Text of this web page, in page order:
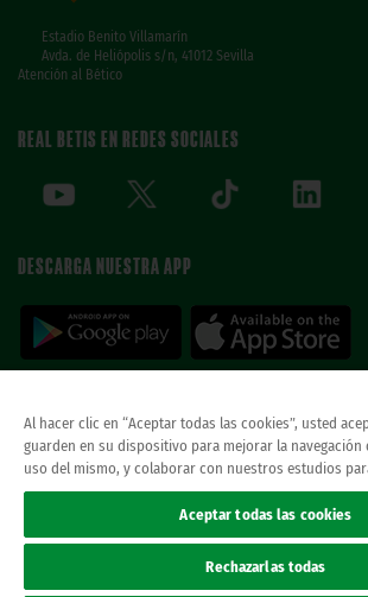
Estadio Benito Villamarín
Avda. de Heliópolis s/n, 41012 Sevilla
Atención al Bético
REAL BETIS EN REDES SOCIALES
DESCARGA NUESTRA APP
© REAL BETIS BALOMPIE.当ウェブサイトは唯一のレア
ピエ公式ウェブサイトです。無断複製禁止。.
Al hacer clic en “Aceptar todas las cookies”, usted
guarden en su dispositivo para mejorar la navegación
uso del mismo, y colaborar con nuestros estudios
Aceptar todas las cookies
Rechazarlas todas